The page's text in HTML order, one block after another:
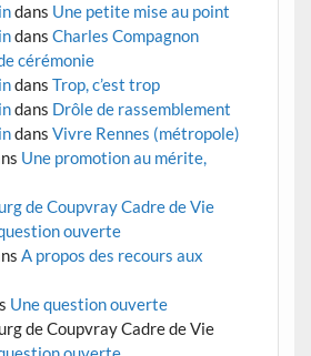
dans Une petite mise au point
dans Charles Compagnon
cérémonie
dans Trop, c’est trop
dans Drôle de rassemblement
dans Vivre Rennes (métropole)
Une promotion au mérite,
de Coupvray Cadre de Vie
ouverte
A propos des recours aux
Une question ouverte
de Coupvray Cadre de Vie